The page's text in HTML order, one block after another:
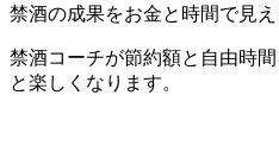
禁酒の成果をお金と時間で見
禁酒コーチが節約額と自由時
と楽しくなります。